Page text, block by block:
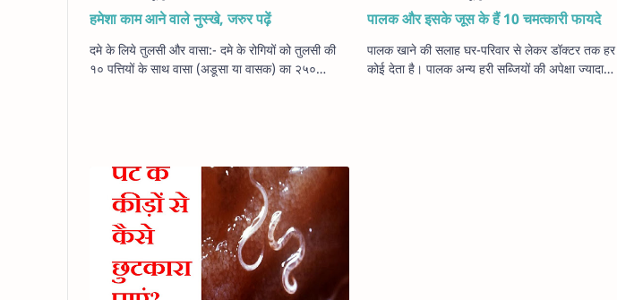
हमेशा काम आने वाले नुस्खे, जरुर पढ़ें
दमे के लिये तुलसी और वासा:- दमे के रोगियों को तुलसी की
१० पत्तियों के साथ वासा (अडूसा या वासक) का २५०
पालक और इसके जूस के हैं 10 चमत्कारी फायदे
पालक खाने की सलाह घर-परिवार से लेकर डॉक्टर तक हर
कोई देता है। पालक अन्य हरी सब्जियों की अपेक्षा ज्यादा